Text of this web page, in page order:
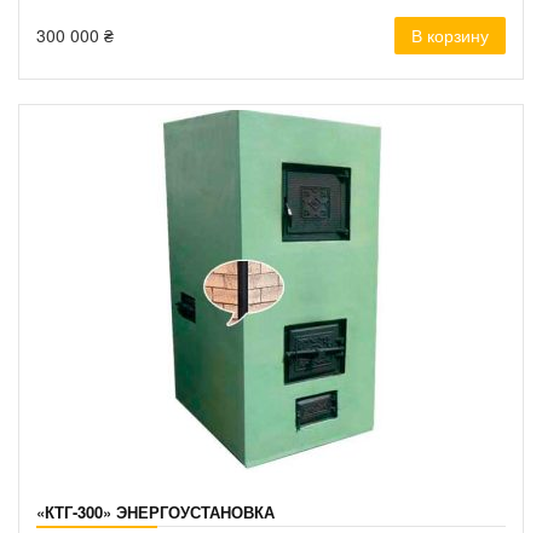
300 000 ₴ В корзину
«КТГ-300» ЭНЕРГОУСТАНОВКА